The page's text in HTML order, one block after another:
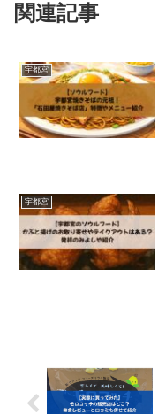
関連記事
宇都宮
宇都宮